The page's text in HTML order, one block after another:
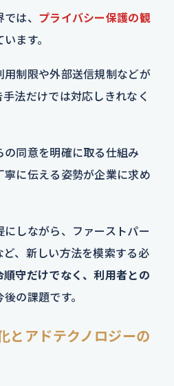
は、 プライバシー保護の観
ます。
制限や外部送信規制などが
法だけでは対応しきれなく
同意を明確に取る仕組み
に伝える姿勢が企業に求め
しながら、ファーストパー
、新しい方法を模索する必
順守だけでなく、利用者との
後の課題です。
とアドテクノロジーの